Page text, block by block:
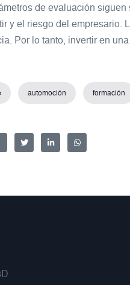
de evaluación
y el riesgo del
Por lo tanto, invertir en
automoción formación